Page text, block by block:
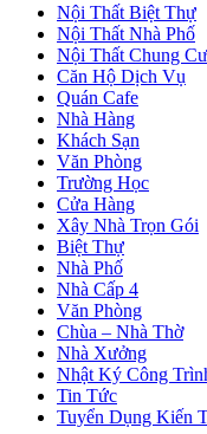
Nội Thất Biệt Thự
Nội Thất Nhà Phố
Nội Thất Chung Cư
Căn Hộ Dịch Vụ
Quán Cafe
Nhà Hàng
Khách Sạn
Văn Phòng
Trường Học
Cửa Hàng
Xây Nhà Trọn Gói
Biệt Thự
Nhà Phố
Nhà Cấp 4
Văn Phòng
Chùa – Nhà Thờ
Nhà Xưởng
Nhật Ký Công
Tin Tức
Tuyển Dụng Kiến